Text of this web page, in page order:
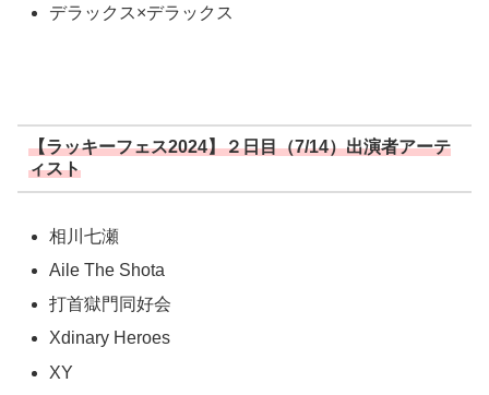
デラックス×デラックス
【ラッキーフェス2024】２日目（7/14）出演者アーテ
ィスト
相川七瀬
Aile The Shota
打首獄門同好会
Xdinary Heroes
XY